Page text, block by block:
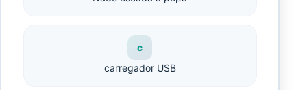
c
carregador USB